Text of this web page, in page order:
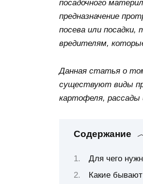
посадочного
предназначение
посева или посадки,
вредителям,
Данная статья о
существуют виды
картофеля, рассады
Содержание
Для чего
Какие